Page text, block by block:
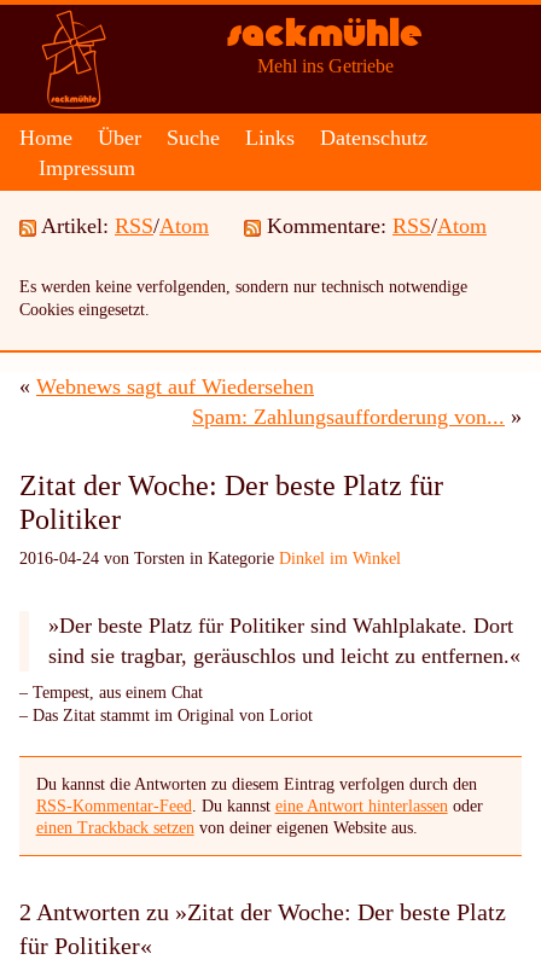
Sackmühle
Mehl ins Getriebe
Home Über Suche Links
Datenschutz
Impressum
Artikel: RSS/Atom Kommentare: RSS/Atom
Es werden keine verfolgenden, sondern nur technisch notwendige
Cookies eingesetzt.
« Webnews sagt auf Wiedersehen
Spam: Zahlungsaufforderung von... »
Zitat der Woche: Der beste Platz für
Politiker
2016-04-24 von Torsten in Kategorie Dinkel im Winkel
»Der beste Platz für Politiker sind Wahlplakate. Dort
sind sie tragbar, geräuschlos und leicht zu entfernen.«
– Tempest, aus einem Chat
– Das Zitat stammt im Original von Loriot
Du kannst die Antworten zu diesem Eintrag verfolgen durch den
RSS-Kommentar-Feed . Du kannst eine Antwort hinterlassen oder
einen Trackback setzen von deiner eigenen Website aus.
2 Antworten zu »Zitat der Woche: Der beste Platz
für Politiker«